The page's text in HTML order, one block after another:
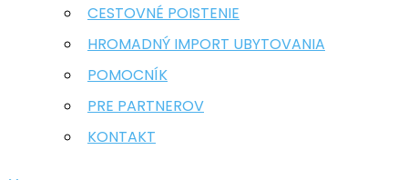
CESTOVNÉ POISTENIE
HROMADNÝ IMPORT UBYTOVANIA
POMOCNÍK
PRE PARTNEROV
KONTAKT